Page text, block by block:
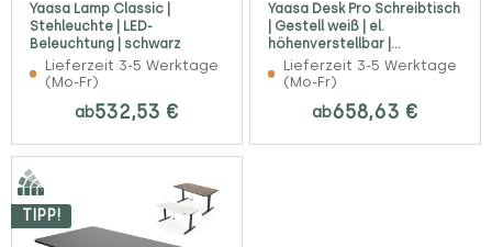
Yaasa Lamp Classic |
Stehleuchte | LED-
Beleuchtung | schwarz
Lieferzeit 3-5 Werktage
(Mo-Fr)
ab532,53 €
Yaasa Desk Pro Schreibtisch
| Gestell weiß | el.
höhenverstellbar |
Konfigurator
Lieferzeit 3-5 Werktage
(Mo-Fr)
ab658,63 €
TIPP!